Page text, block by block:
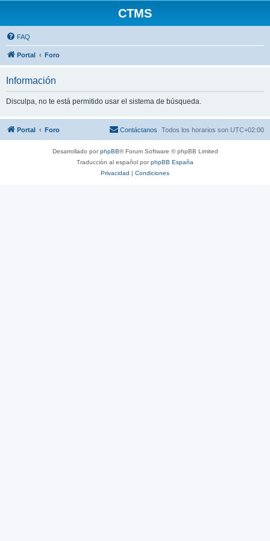
CTMS
FAQ
Portal Foro
Información
Disculpa, no te está permitido usar el sistema de búsqueda.
Portal Foro Todos los horarios son UTC+02:00
Contáctanos
Desarrollado porphpBB® Forum Software © phpBB Limited
Traducción al español porphpBB España
Privacidad | Condiciones